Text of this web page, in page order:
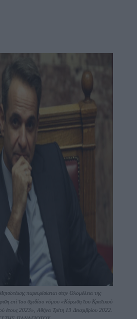
παρευρίσκεται στην Ολομέλεια της
επί του σχεδίου νόμου «Κύρωση του Κρατικού
έτους 2023», Αθήνα Τρίτη 13 Δεκεμβρίου 2022.